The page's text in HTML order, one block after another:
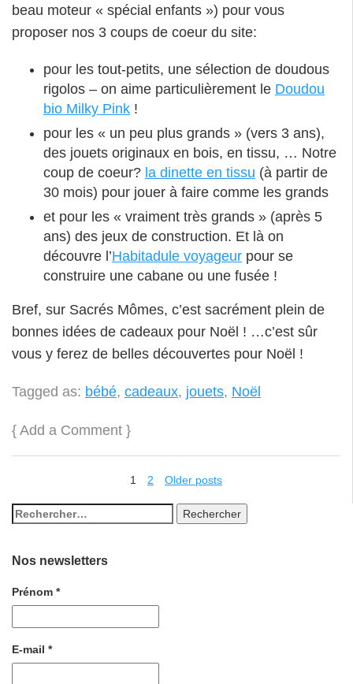
beau moteur « spécial enfants ») pour vous
proposer nos 3 coups de coeur du site:
pour les tout-petits, une sélection de doudous
rigolos – on aime particulièrement le Doudou
bio Milky Pink !
pour les « un peu plus grands » (vers 3 ans),
des jouets originaux en bois, en tissu, … Notre
coup de coeur? la dinette en tissu (à partir de
30 mois) pour jouer à faire comme les grands
et pour les « vraiment très grands » (après 5
ans) des jeux de construction. Et là on
découvre l’Habitadule voyageur pour se
construire une cabane ou une fusée !
Bref, sur Sacrés Mômes, c’est sacrément plein de
bonnes idées de cadeaux pour Noël ! …c’est sûr
vous y ferez de belles découvertes pour Noël !
Tagged as: bébé, cadeaux, jouets, Noël
{ Add a Comment }
1 2 Older posts
Nos newsletters
Prénom *
E-mail *